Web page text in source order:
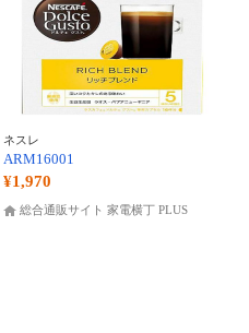
ネスレ
ARM16001
¥1,970
総合通販サイト 家電横丁 PLUS